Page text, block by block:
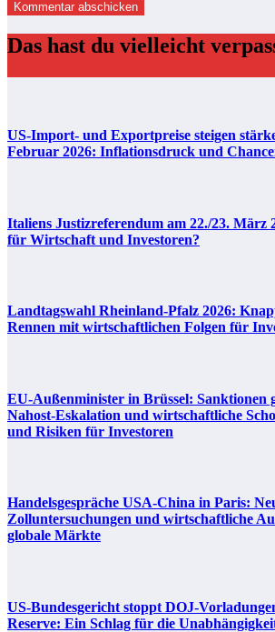
Das hast du vielleicht
US-Import- und Exportpreise steigen
Februar 2026: Inflationsdruck und
Italiens Justizreferendum am 22./23. März
für Wirtschaft und Investoren?
Landtagswahl Rheinland-Pfalz 2026:
Rennen mit wirtschaftlichen Folgen für
EU-Außenminister in Brüssel: Sanktionen
Nahost-Eskalation und wirtschaftliche
und Risiken für Investoren
Handelsgespräche USA-China in Paris:
Zolluntersuchungen und wirtschaftliche
globale Märkte
US-Bundesgericht stoppt DOJ-
Reserve: Ein Schlag für die